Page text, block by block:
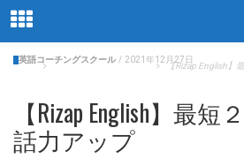
Home 英語コーチングスクール 【Rizap English】
英語コーチングスクール / 2021年12月27日
【Rizap English】最
話力アップ